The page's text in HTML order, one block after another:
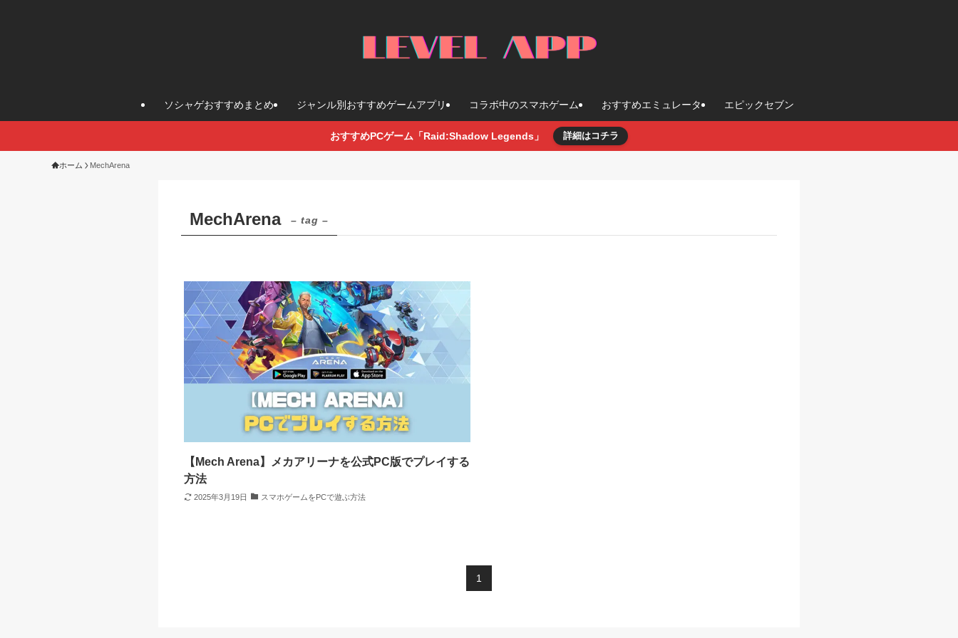
ソシャゲおすすめまとめ ジャンル別おすすめゲームアプリ コラボ中のスマホゲーム おすすめエミュレータ エピックセブン
おすすめPCゲーム「Raid:Shadow Legends」 詳細はコチラ
ホーム MechArena
MechArena – tag –
【Mech Arena】メカアリーナを公式PC版でプレイする
方法
2025年3月19日 スマホゲームをPCで遊ぶ方法
1